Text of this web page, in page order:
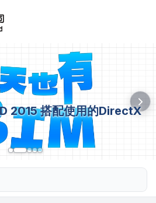
2015 搭配使用的DirectX